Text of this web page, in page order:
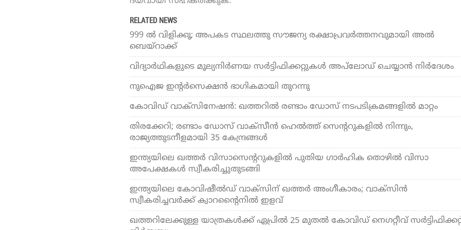
RELATED NEWS
999 ൽ വിളിക്കൂ; അപകട സ്ഥലത്തു സൗജന്യ രക്ഷാപ്രവർത്തനവുമായി അല്‍
ബെയ്‌റാക്ക്
വിദ്യാര്‍ഥികളുടെ മൂല്യനിര്‍ണയ സര്‍ട്ടിഫിക്കറ്റുകള്‍ അപ്‌ലോഡ് ചെയ്യാന്‍ നിര്‍ദേശം
നുഐജ ഇന്റര്‍സെക്ഷന്‍ ഭാഗികമായി തുറന്നു
കോവിഡ് വാക്‌സിനേഷന്‍: ഖത്തറില്‍ രണ്ടാം ഡോസ് നടപടിക്രമങ്ങളില്‍ മാറ്റം
തിരക്കേറി; രണ്ടാം ഡോസ് വാക്‌സീന്‍ ഹെല്‍ത്ത് സെന്ററുകളില്‍ നിന്നും,
രാജ്യത്തുടനീളമായി 35 കേന്ദ്രങ്ങള്‍
ഇന്ത്യയിലെ ഖത്തര്‍ വിസാസെന്ററുകളില്‍ പുതിയ ഗാര്‍ഹിക തൊഴില്‍ വിസാ
അപേക്ഷകള്‍ സ്വീകരിച്ചുതുടങ്ങി
ഇന്ത്യയിലെ കോവിഷീല്‍ഡ് വാക്‌സിന് ഖത്തര്‍ അംഗീകാരം; വാക്‌സിന്‍
സ്വീകരിച്ചവര്‍ക്ക് ക്വാറന്റൈനില്‍ ഇളവ്
ഖത്തറിലേക്കുള്ള യാത്രകള്‍ക്ക് ഏപ്രില്‍ 25 മുതല്‍ കോവിഡ് നെഗറ്റീവ്